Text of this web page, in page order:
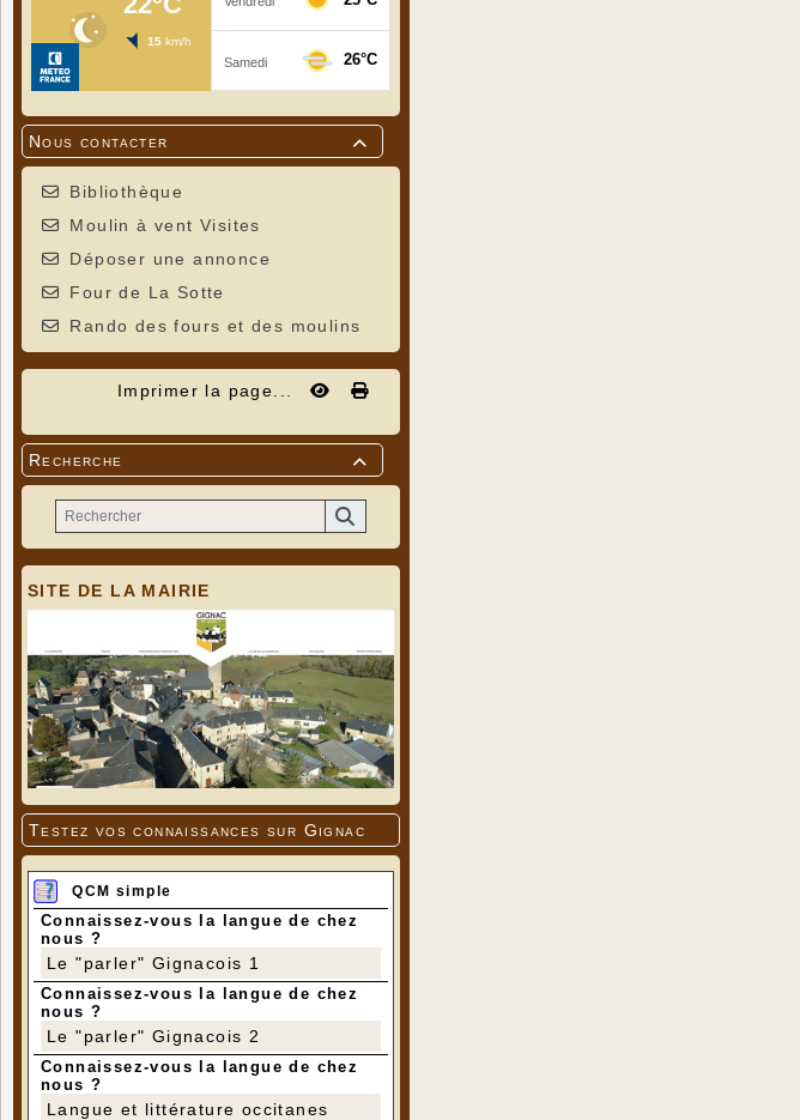

Nous contacter
Bibliothèque
Moulin à vent Visites
Déposer une annonce
Four de La Sotte
Rando des fours et des moulins
Imprimer la page...

Recherche
SITE DE LA MAIRIE
Testez vos connaissances sur Gignac
QCM simple
Connaissez-vous la langue de chez
nous ?
Le "parler" Gignacois 1
Connaissez-vous la langue de chez
nous ?
Le "parler" Gignacois 2
Connaissez-vous la langue de chez
nous ?
Langue et littérature occitanes